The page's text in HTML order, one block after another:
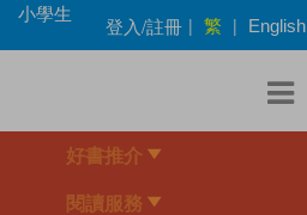
小學生
登入/註冊 | 繁 | English
好書推介
閱讀服務